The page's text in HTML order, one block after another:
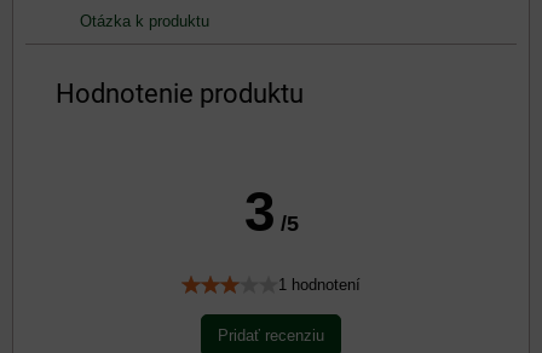
Otázka k produktu
Hodnotenie produktu
3 /5
1 hodnotení
Pridať recenziu